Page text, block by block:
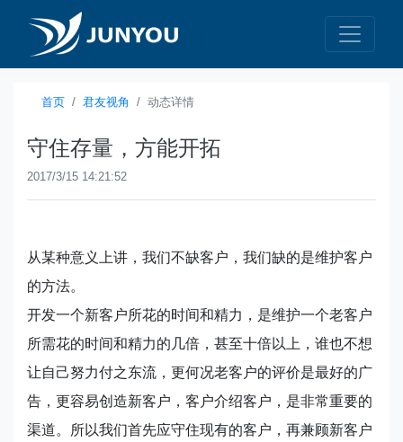
首页 君友视角 动态详情
守住存量，方能开拓
2017/3/15 14:21:52
从某种意义上讲，我们不缺客户，我们缺的是维护客户
的方法。
开发一个新客户所花的时间和精力，是维护一个老客户
所需花的时间和精力的几倍，甚至十倍以上，谁也不想
让自己努力付之东流，更何况老客户的评价是最好的广
告，更容易创造新客户，客户介绍客户，是非常重要的
渠道。所以我们首先应守住现有的客户，再兼顾新客户